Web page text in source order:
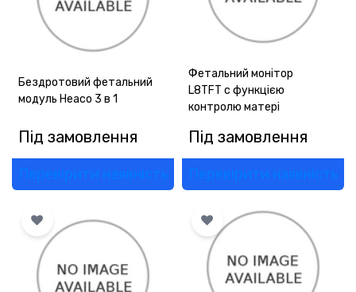
Бездротовий фетальний
модуль Heaco 3 в 1
Під замовлення
Перевірити наявність
Фетальний монітор
L8TFT c функцією
контролю матері
Під замовлення
Перевірити наявність